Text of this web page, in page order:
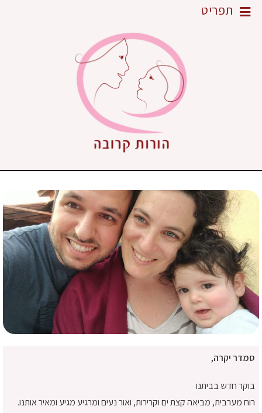
תפריט
סמדר יקרה,
בוקר חדש בביתנו
רוח מערבית, מביאה קצת ים וקרירות, ואור נעים ומרגיע מגיע ומאיר אותנו.